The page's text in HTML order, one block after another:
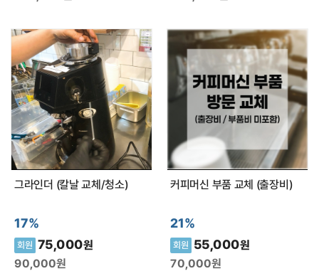
자주하는 질문(FAQ)
최근 본 상품 전체보기
최근 본 상품이 없습니다.
그라인더 (칼날 교체/청소)
17%
회원 75,000원
90,000원
커피머신 부품 교체 (출장비)
21%
회원 55,000원
70,000원